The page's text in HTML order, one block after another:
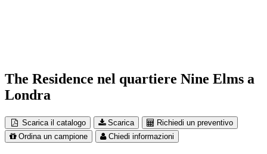
The Residence nel quartiere Nine Elms a
Londra
Scarica il catalogo Scarica
Richiedi un preventivo
Ordina un campione
Chiedi informazioni